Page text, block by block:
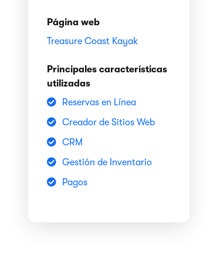
Página web
Treasure Coast Kayak
Principales características
utilizadas
Reservas en Línea
Creador de Sitios Web
CRM
Gestión de Inventario
Pagos